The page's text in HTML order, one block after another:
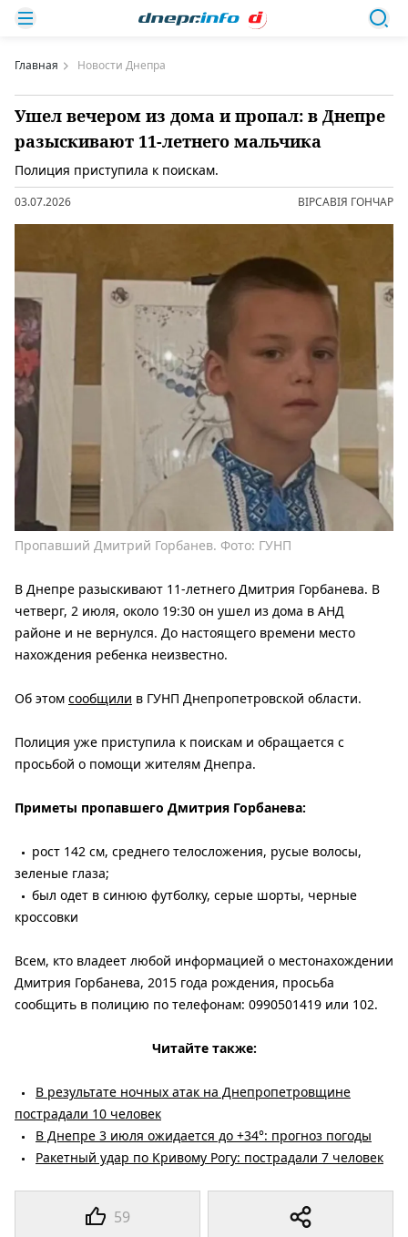
Главная Новости Днепра
Ушел вечером из дома и пропал: в Днепре
разыскивают 11-летнего мальчика
Полиция приступила к поискам.
03.07.2026 ВІРСАВІЯ ГОНЧАР
59
Пропавший Дмитрий Горбанев. Фото: ГУНП
В Днепре разыскивают 11-летнего Дмитрия Горбанева. В
четверг, 2 июля, около 19:30 он ушел из дома в АНД
районе и не вернулся. До настоящего времени место
нахождения ребенка неизвестно.
Об этом сообщили в ГУНП Днепропетровской области.
Полиция уже приступила к поискам и обращается с
просьбой о помощи жителям Днепра.
Приметы пропавшего Дмитрия Горбанева:
рост 142 см, среднего телосложения, русые волосы,
зеленые глаза;
был одет в синюю футболку, серые шорты, черные
кроссовки
Всем, кто владеет любой информацией о местонахождении
Дмитрия Горбанева, 2015 года рождения, просьба
сообщить в полицию по телефонам: 0990501419 или 102.
Читайте также:
В результате ночных атак на Днепропетровщине
пострадали 10 человек
В Днепре 3 июля ожидается до +34°: прогноз погоды
Ракетный удар по Кривому Рогу: пострадали 7 человек